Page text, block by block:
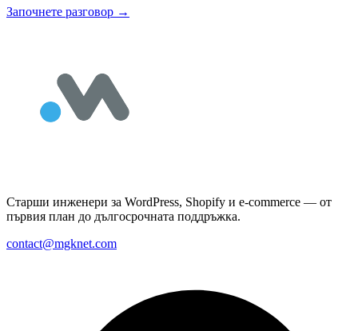
Започнете разговор →
Старши инженери за WordPress, Shopify и e-commerce — от
първия план до дългосрочната поддръжка.
contact@mgknet.com